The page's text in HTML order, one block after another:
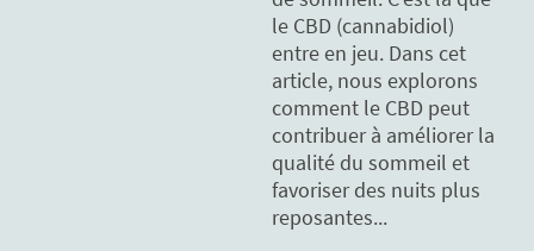
le CBD (cannabidiol)
entre en jeu. Dans cet
article, nous explorons
comment le CBD peut
contribuer à améliorer la
qualité du sommeil et
favoriser des nuits plus
reposantes...